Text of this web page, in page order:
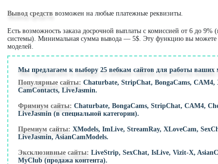
Вывод средств возможен на любые платежные реквизиты.
Есть возможность заказа досрочной выплаты с комиссией от 6 до 9%
системы). Минимальная сумма вывода — 5$. Эту функцию вы можете
моделей.
Мы предлагаем к выбору 25 вебкам сайтов для работы ваших
Популярные сайты: Chaturbate, StripChat, BongaCams,
CamContacts, LiveJasmin.
Фримиум сайты: Chaturbate, BongaCams, StripChat, CAM4,
LiveJasmin (в специальной категории).
Премиум сайты: XModels, ImLive, StreamRay, XLoveCam,
LiveJasmin, AsianCamModels.
Эксклюзивные сайты: LiveStrip, SexChat, IsLive, Vizit-X,
MyClub (продажа контента).